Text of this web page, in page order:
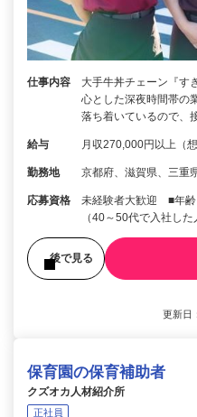
仕事内容
大手牛丼チェーン『す
心とした深夜時間帯の
落ち着いているので、
給与 月収270,000円以上（想
勤務地 京都府、滋賀県、三重
応募資格
未経験者大歓迎 ■年齢
（40～50代で入社し
後で見る
更新日
保育園の保育補助者
クズオカ人材紹介所
正社員